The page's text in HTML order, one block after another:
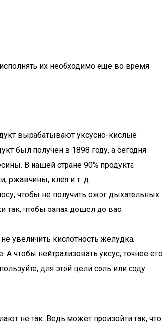
их необходимо еще во время
вырабатывают уксусно-кислые
был получен в 1898 году, а сегодня
В нашей стране 90% продукта
ржавчины, клея и т. д.
чтобы не получить ожог дыхательных
так, чтобы запах дошел до вас.
увеличить кислотность желудка.
чтобы нейтрализовать уксус, точнее его
для этой цели соль или соду.
не так. Ведь может произойти так, что